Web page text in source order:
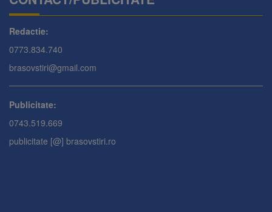
Redactie:
0773.834.740
brasovstiri@gmail.com
Publicitate:
0743.519.669
publicitate [@] brasovstiri.ro